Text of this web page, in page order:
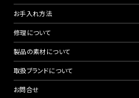
お手入れ方法
修理について
製品の素材について
取扱ブランドについて
お問合せ